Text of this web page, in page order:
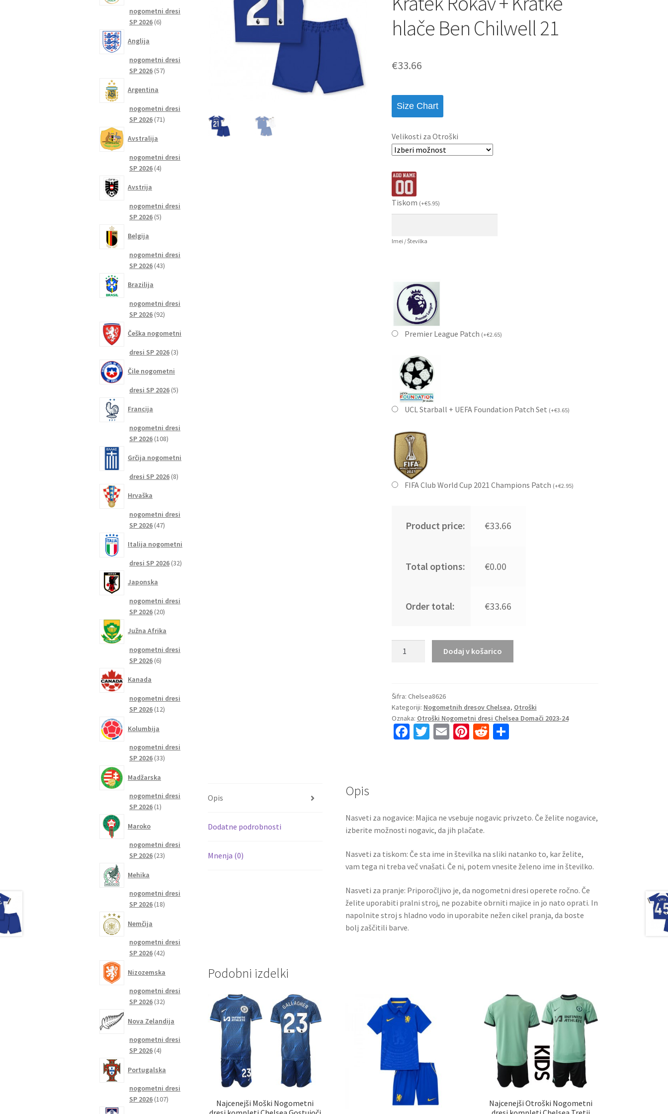
hlače Ben Chilwell 21
€33.66
Size Chart
Velikosti za Otroški
Tiskom (+€5.95)
Imei / Številka
Premier League Patch (+€2.65)
UCL Starball + UEFA Foundation Patch Set (+€3.65)
FIFA Club World Cup 2021 Champions Patch (+€2.95)
Product price: €33.66
Total options: €0.00
Order total: €33.66
Domači
2023-
24
Kratek
21
količina
Dodaj v košarico
Šifra: Chelsea8626
Kategoriji: Nogometnih dresov Chelsea, Otroški
Oznaka: Otroški Nogometni dresi Chelsea Domači 2023-24
Fa
k
T E Pi R S
Opis
Dodatne podrobnosti
Mnenja (0)
Opis
Nasveti za nogavice: Majica ne vsebuje nogavic privzeto. Če želite nogavice,
izberite možnosti nogavic, da jih plačate.
Nasveti za tiskom: Če sta ime in številka na sliki natanko to, kar želite,
vam tega ni treba več vnašati. Če ni, potem vnesite želeno ime in številko.
Nasveti za pranje: Priporočljivo je, da nogometni dresi operete ročno. Če
želite uporabiti pralni stroj, ne pozabite obrniti majice in jo nato oprati. In
napolnite stroj s hladno vodo in uporabite nežen cikel pranja, da boste
bolj zaščitili barve.
Podobni izdelki
Najcenejši Moški Nogometni
Najcenejši Otroški Nogometni
nogometni dresi
SP 2026 66
Anglija
nogometni dresi
SP 2026 5757
Argentina
nogometni dresi
SP 2026 7171
Avstralija
nogometni dresi
SP 2026 44
Avstrija
nogometni dresi
SP 2026 55
Belgija
nogometni dresi
SP 2026 4343
Brazilija
nogometni dresi
SP 2026 9292
Češka nogometni
dresi SP 2026 33
Čile nogometni
dresi SP 2026 55
Francija
nogometni dresi
SP 2026 108108
Grčija nogometni
dresi SP 2026 88
Hrvaška
nogometni dresi
SP 2026 4747
Italija nogometni
dresi SP 2026 3232
Japonska
nogometni dresi
SP 2026 2020
Južna Afrika
nogometni dresi
SP 2026 66
Kanada
nogometni dresi
SP 2026 1212
Kolumbija
nogometni dresi
SP 2026 3333
Madžarska
nogometni dresi
SP 2026 11
Maroko
nogometni dresi
SP 2026 2323
Mehika
nogometni dresi
SP 2026 1818
Nemčija
nogometni dresi
SP 2026 4242
Nizozemska
nogometni dresi
SP 2026 3232
Nova Zelandija
nogometni dresi
SP 2026 44
Portugalska
nogometni dresi
SP 2026 107107